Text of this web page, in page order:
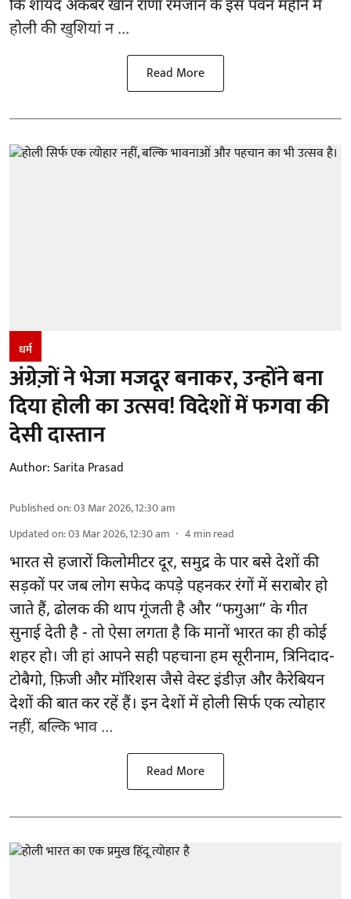
कि शायद अकबर खान राणा रमजान के इस पवन महीने में
होली की खुशियां न ...
Read More
धर्म
अंग्रेज़ों ने भेजा मजदूर बनाकर, उन्होंने बना
दिया होली का उत्सव! विदेशों में फगवा की
देसी दास्तान
Author:Sarita Prasad
Published on:03 Mar 2026, 12:30 am
Updated on:03 Mar 2026, 12:30 am 4 min read
भारत से हजारों किलोमीटर दूर, समुद्र के पार बसे देशों की
सड़कों पर जब लोग सफेद कपड़े पहनकर रंगों में सराबोर हो
जाते हैं, ढोलक की थाप गूंजती है और “फगुआ” के गीत
सुनाई देती है - तो ऐसा लगता है कि मानों भारत का ही कोई
शहर हो। जी हां आपने सही पहचाना हम सूरीनाम, त्रिनिदाद-
टोबैगो, फ़िजी और मॉरिशस जैसे वेस्ट इंडीज़ और कैरेबियन
देशों की बात कर रहें हैं। इन देशों में होली सिर्फ एक त्योहार
नहीं, बल्कि भाव ...
Read More